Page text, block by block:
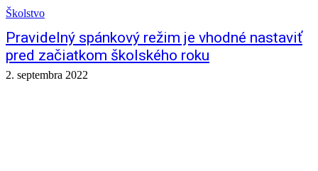
Školstvo
Pravidelný spánkový režim je vhodné nastaviť
pred začiatkom školského roku
2. septembra 2022